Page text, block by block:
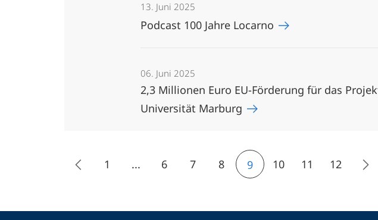
13. Juni 2025
Podcast 100 Jahre Locarno
06. Juni 2025
2,3 Millionen Euro EU-Förderung für das
Universität Marburg
1 ... 6 7 8 9 10 11 12